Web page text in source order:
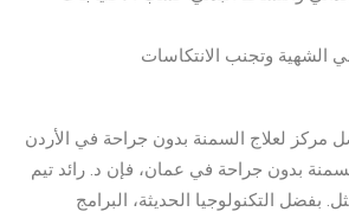
الشهية وتجنب الانتكاسات
مركز لعلاج السمنة بدون جراحة في الأردن
بدون جراحة في عمان، فإن د. رائد تيم
بفضل التكنولوجيا الحديثة، البرامج